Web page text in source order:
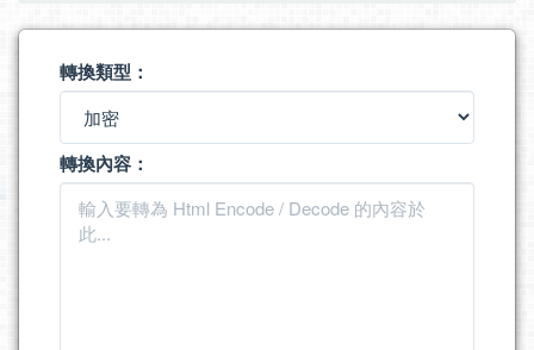
轉換類型：
轉換內容：